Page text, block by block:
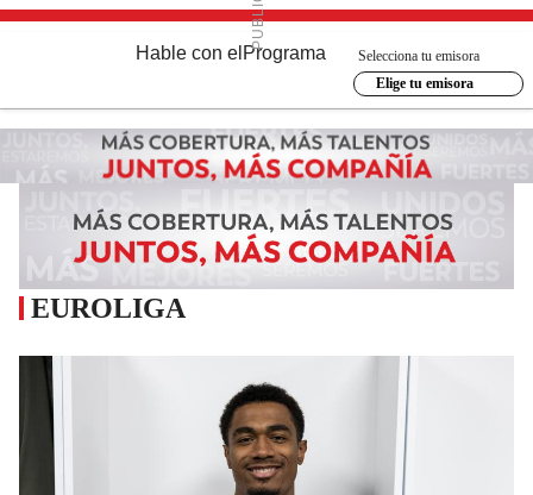
Hable con el Programa
Selecciona tu emisora
Elige tu emisora
EUROLIGA